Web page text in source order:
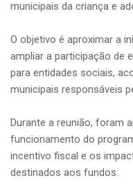
municipais da criança e
O objetivo é aproximar a
ampliar a participação de
para entidades sociais,
municipais responsáveis
Durante a reunião, foram
funcionamento do
incentivo fiscal e os
destinados aos fundos.